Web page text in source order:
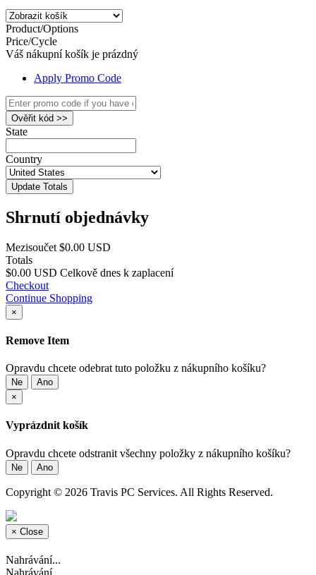
Product/Options
Price/Cycle
Váš nákupní košík je prázdný
Apply Promo Code
Ověřit kód >>
State
Country
Update Totals
Shrnutí objednávky
Mezisoučet $0.00 USD
Totals
$0.00 USD Celkově dnes k zaplacení
Checkout
Continue Shopping
×
Remove Item
Opravdu chcete odebrat tuto položku z nákupního košíku?
Ne
Ano
×
Vyprázdnit košík
Opravdu chcete odstranit všechny položky z nákupního košíku?
Ne Ano
Copyright © 2026 Travis PC Services. All Rights Reserved.
× Close
Nahrávání...
Nahrávání...